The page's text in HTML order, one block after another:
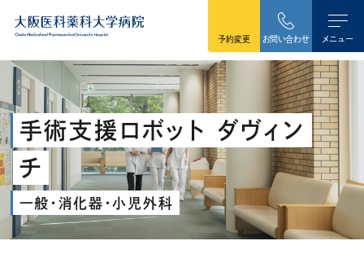
予約変更 お問い合わせ メニュー
手術支援ロボット ダヴィン
チ
一般・消化器・小児外科